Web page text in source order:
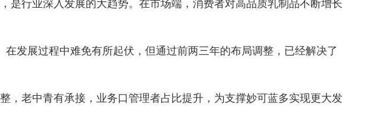
是行业深入发展的大趋势。在市场端，消费者对高品质乳制品不断增长
在发展过程中难免有所起伏，但通过前两三年的布局调整，已经解决了
，老中青有承接，业务口管理者占比提升，为支撑妙可蓝多实现更大发